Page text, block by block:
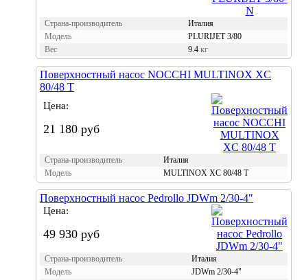
Страна-производитель
Италия
Модель
PLURIJET 3/80
Вес
9.4 кг
Поверхностный насос NOCCHI MULTINOX XC
80/48 T
Цена:
21 180 руб
Страна-производитель
Италия
Модель
MULTINOX XC 80/48 T
Поверхностный насос Pedrollo JDWm 2/30-4"
Цена:
49 930 руб
Страна-производитель
Италия
Модель
JDWm 2/30-4"